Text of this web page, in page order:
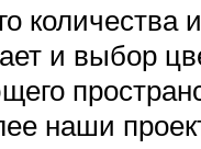
количества
и выбор
наши